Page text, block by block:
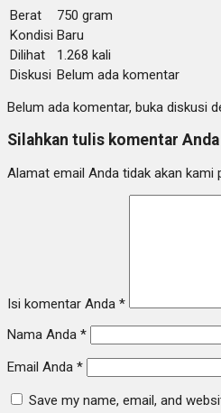
Berat
750 gram
Kondisi Baru
Dilihat
1.268 kali
Diskusi Belum ada komentar
Belum ada komentar, buka diskusi
Silahkan tulis komentar Anda
Alamat email Anda tidak akan kami
Isi komentar Anda *
Nama Anda *
Email Anda *
Save my name, email, and